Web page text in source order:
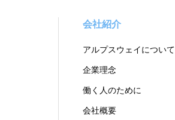
会社紹介
アルプスウェイについて
企業理念
働く人のために
会社概要